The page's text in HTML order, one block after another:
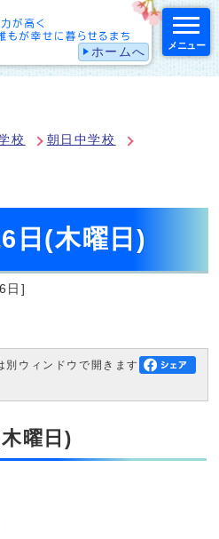
ホームへ メニュー
校 朝日中学校
日(木曜日)
日]
別ウィンドウで開きます
曜日)